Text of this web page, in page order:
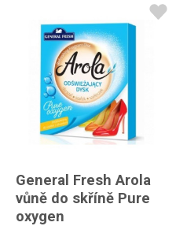
General Fresh Arola
vůně do skříně Pure
oxygen